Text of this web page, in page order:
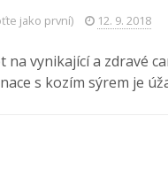
jako první) 12. 9. 2018
na vynikající a zdravé
s kozím sýrem je